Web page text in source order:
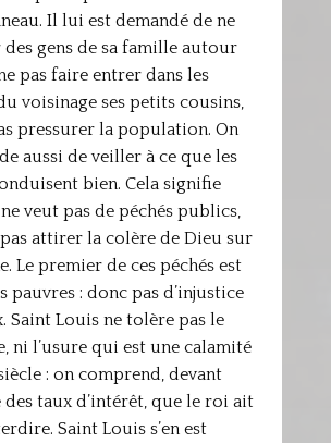
Il lui est demandé de ne
des gens de sa famille autour
pas faire entrer dans les
voisinage ses petits cousins,
pressurer la population. On
aussi de veiller à ce que les
bien. Cela signifie
veut pas de péchés publics,
attirer la colère de Dieu sur
Le premier de ces péchés est
pauvres : donc pas d’injustice
Saint Louis ne tolère pas le
ni l’usure qui est une calamité
: on comprend, devant
des taux d’intérêt, que le roi ait
Saint Louis s’en est